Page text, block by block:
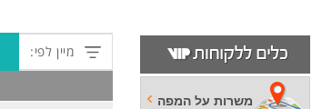
משרות על המפה
מיין לפי: